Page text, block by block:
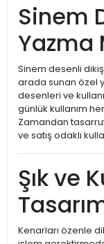
Sinem
Yazma
Sinem desenli
arada sunan özel
desenleri ve
günlük kullanım
Zamandan
ve satış odaklı
Şık ve
Kenarları özenle